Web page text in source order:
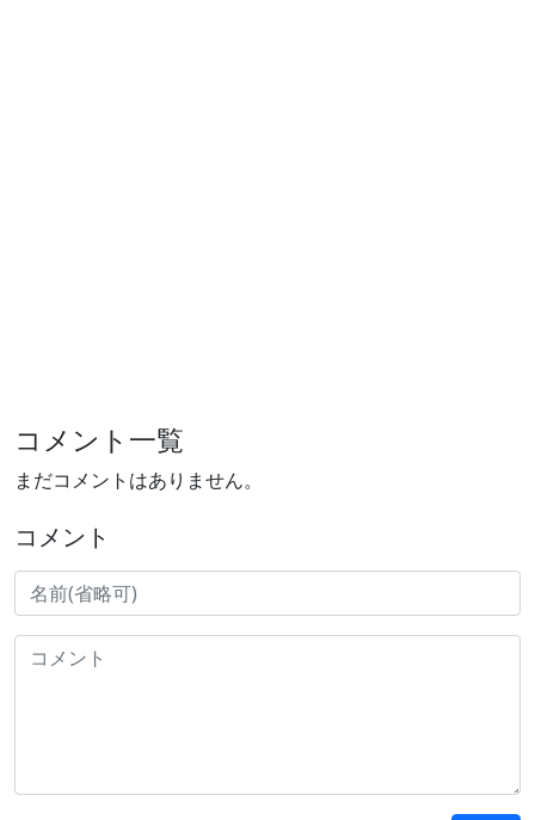
コメント一覧
まだコメントはありません。
コメント